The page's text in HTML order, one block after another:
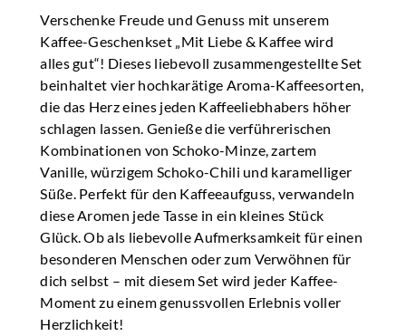
Verschenke Freude und Genuss mit unserem
Kaffee-Geschenkset „Mit Liebe & Kaffee wird
alles gut“! Dieses liebevoll zusammengestellte Set
beinhaltet vier hochkarätige Aroma-Kaffeesorten,
die das Herz eines jeden Kaffeeliebhabers höher
schlagen lassen. Genieße die verführerischen
Kombinationen von Schoko-Minze, zartem
Vanille, würzigem Schoko-Chili und karamelliger
Süße. Perfekt für den Kaffeeaufguss, verwandeln
diese Aromen jede Tasse in ein kleines Stück
Glück. Ob als liebevolle Aufmerksamkeit für einen
besonderen Menschen oder zum Verwöhnen für
dich selbst – mit diesem Set wird jeder Kaffee-
Moment zu einem genussvollen Erlebnis voller
Herzlichkeit!